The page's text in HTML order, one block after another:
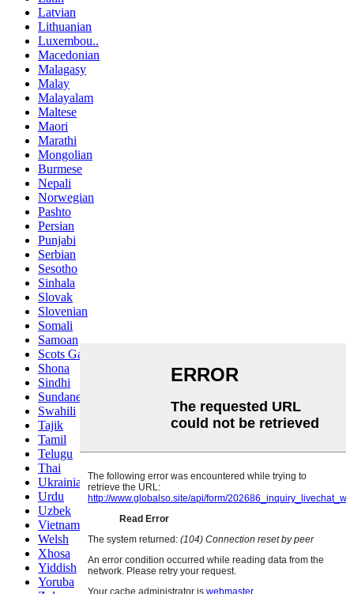
Latvian
Lithuanian
Luxembou..
Macedonian
Malagasy
Malay
Malayalam
Maltese
Maori
Marathi
Mongolian
Burmese
Nepali
Norwegian
Pashto
Persian
Punjabi
Serbian
Sesotho
Sinhala
Slovak
Slovenian
Somali
Samoan
Scots Gaelic
Shona
Sindhi
Sundanese
Swahili
Tajik
Tamil
Telugu
Thai
Ukrainian
Urdu
Uzbek
Vietnamese
Welsh
Xhosa
Yiddish
Yoruba